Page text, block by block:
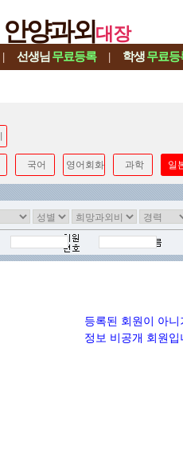
안양과외대장
| 선생님 무료등록 | 학생무료등
국어 영어회화 과학 일
등록된 회원이 아니
정보 비공개 회원입